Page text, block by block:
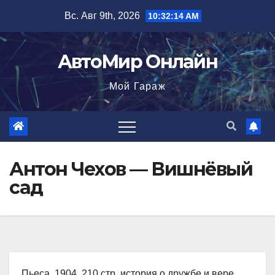
содержимому
Вс. Авг 9th, 2026 10:32:15 AM
АвтоМир Онлайн
Мой Гараж
Антон Чехов — Вишнёвый
сад